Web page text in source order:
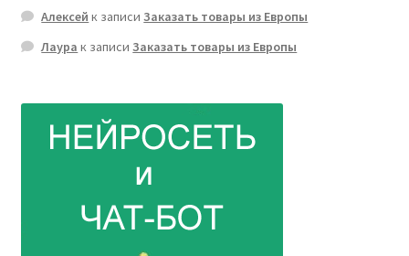
Алексей к записиЗаказать товары из Европы
Лаура к записиЗаказать товары из Европы